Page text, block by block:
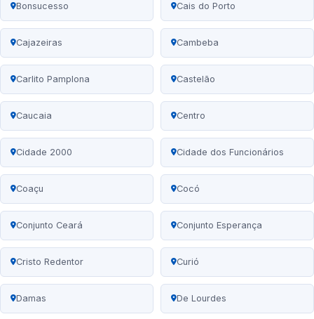
Bonsucesso Cais do Porto
Cajazeiras Cambeba
Carlito Pamplona Castelão
Caucaia Centro
Cidade 2000 Cidade dos Funcionários
Coaçu Cocó
Conjunto Ceará Conjunto Esperança
Cristo Redentor Curió
Damas De Lourdes